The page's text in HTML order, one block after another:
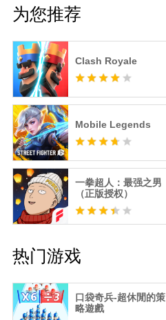
为您推荐
Clash Royale
Mobile Legends
一拳超人：最强之男
（正版授权）
热门游戏
口袋奇兵-超休閒的策
略遊戲